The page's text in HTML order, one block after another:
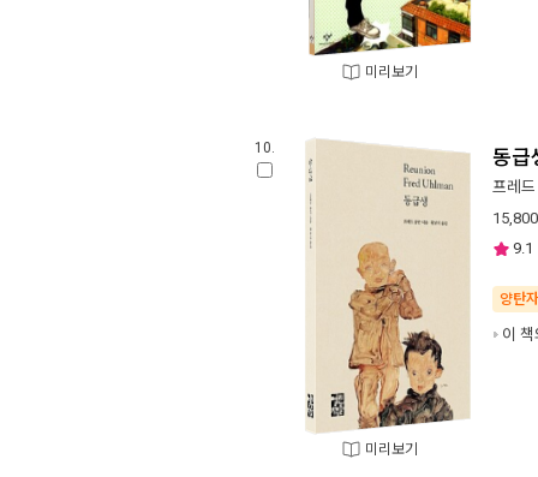
미리보기
10.
미리보기
동급
프레
15,800
9.1
양탄
이